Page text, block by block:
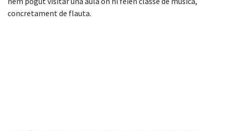
concretament de flauta.